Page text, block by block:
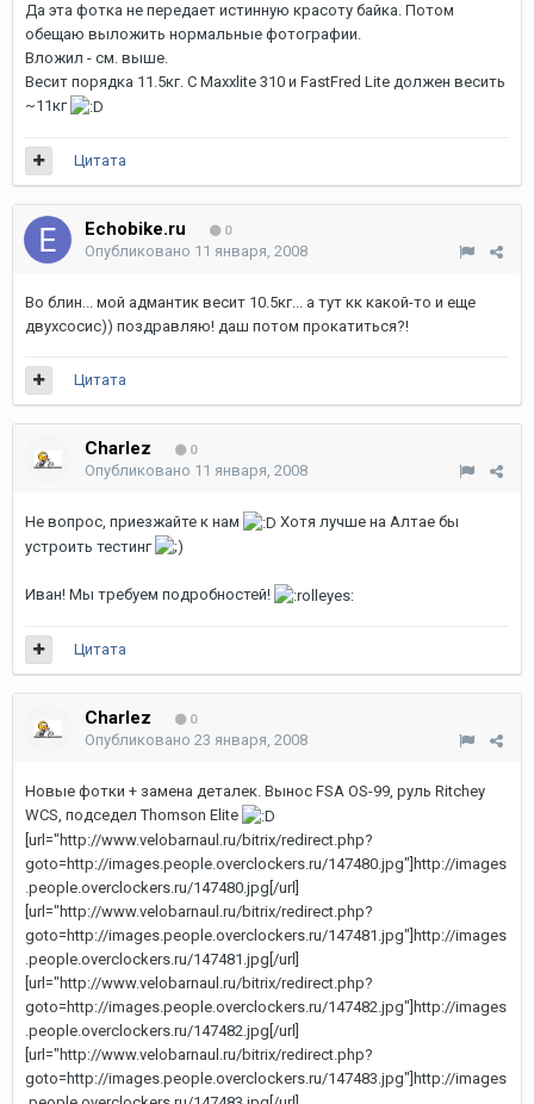
Да эта фотка не передает истинную красоту байка. Потом
обещаю выложить нормальные фотографии.
Вложил - см. выше.
Весит порядка 11.5кг. С Maxxlite 310 и FastFred Lite должен весить
~11кг
Цитата
Echobike.ru 0
Опубликовано 11 января, 2008
Во блин... мой адмантик весит 10.5кг... а тут кк какой-то и еще
двухсосис)) поздравляю! даш потом прокатиться?!
Цитата
Charlez 0
Опубликовано 11 января, 2008
Не вопрос, приезжайте к нам
Хотя лучше на Алтае бы
устроить тестинг
Иван! Мы требуем подробностей!
Цитата
Charlez 0
Опубликовано 23 января, 2008
Новые фотки + замена деталек. Вынос FSA OS-99, руль Ritchey
WCS, подседел Thomson Elite
[url="http://www.velobarnaul.ru/bitrix/redirect.php?
goto=http://images.people.overclockers.ru/147480.jpg"]http://images
.people.overclockers.ru/147480.jpg[/url]
[url="http://www.velobarnaul.ru/bitrix/redirect.php?
goto=http://images.people.overclockers.ru/147481.jpg"]http://images
.people.overclockers.ru/147481.jpg[/url]
[url="http://www.velobarnaul.ru/bitrix/redirect.php?
goto=http://images.people.overclockers.ru/147482.jpg"]http://images
.people.overclockers.ru/147482.jpg[/url]
[url="http://www.velobarnaul.ru/bitrix/redirect.php?
goto=http://images.people.overclockers.ru/147483.jpg"]http://images